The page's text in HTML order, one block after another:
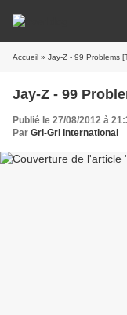
Accueil » Jay-Z - 99 Problems
Jay-Z - 99
Publié le 27/08/2012 à
Par Gri-Gri International